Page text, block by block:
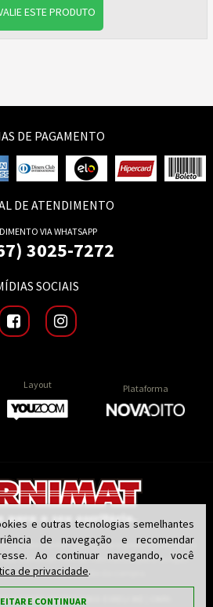
ESTE PRODUTO
DE PAGAMENTO
DE ATENDIMENTO
VIA WHATSAPP
3025-7272
SOCIAIS
Layout
Plataforma
são válidas apenas para produtos vendidos
zornimat.com.br, não válidos para as lojas
será o da finalização da compra.
PARA ESCRITORIO EIRELI ME | CNPJ:
e outras tecnologias semelhantes
de navegação e recomendar
Ao continuar navegando, você
de privacidade.
E CONTINUAR